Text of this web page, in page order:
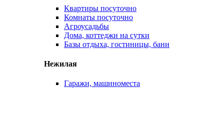
Квартиры посуточно
Комнаты посуточно
Агроусадьбы
Дома, коттеджи на сутки
Базы отдыха, гостиницы, бани
Нежилая
Гаражи, машиноместа